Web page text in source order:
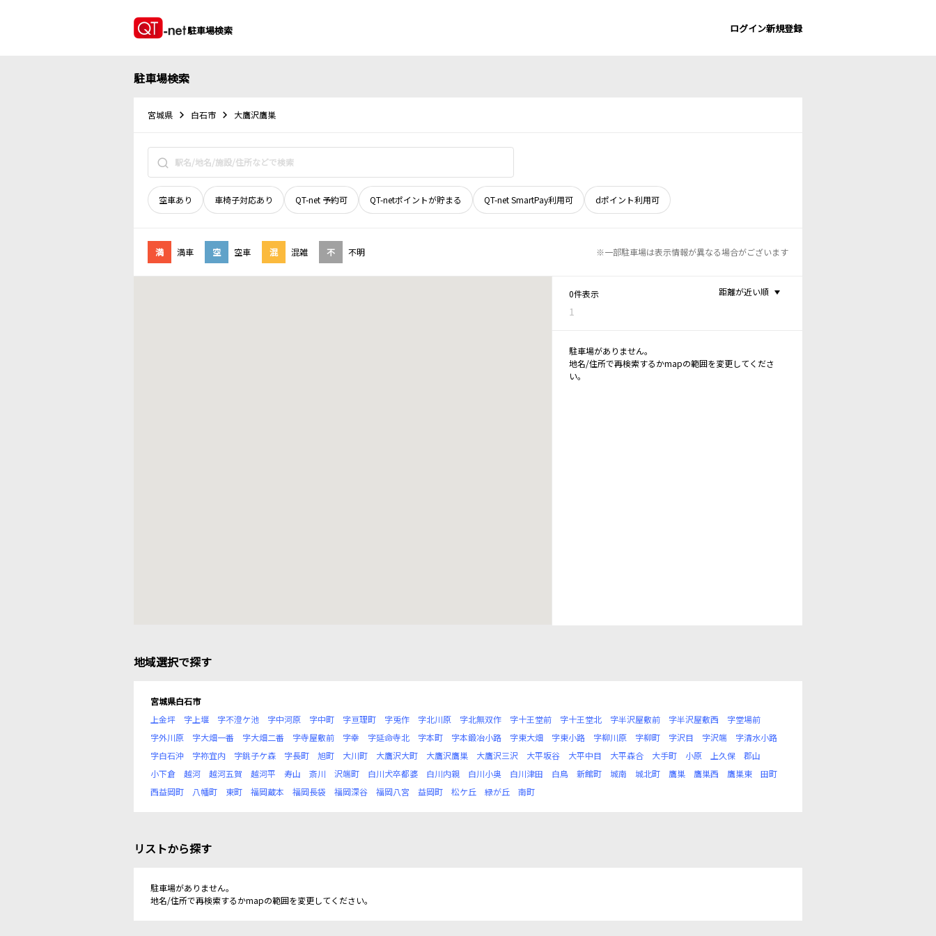
駐車場検索 ログイン新規登録
駐車場検索
宮城県 白石市 大鷹沢鷹巣
空車あり 車椅子対応あり QT-net 予約可 QT-netポイントが貯まる QT-net SmartPay利用可 dポイント利用可
満 満車 空 空車 混 混雑 不 不明 ※一部駐車場は表示情報が異なる場合がございます
0件表示
1
距離が近い順
駐車場がありません。
地名/住所で再検索するかmapの範囲を変更してくださ
い。
地域選択で探す
宮城県白石市
上金坪
字上堰 字不澄ケ池 字中河原 字中町 字亘理町 字兎作 字北川原 字北無双作 字十王堂前 字十王堂北 字半沢屋敷前 字半沢屋敷西
字堂場前
字外川原
字大畑一番 字大畑二番 字寺屋敷前 字幸 字延命寺北 字本町 字本鍛冶小路 字東大畑 字東小路 字柳川原 字柳町 字沢目 字沢端
字清水小路
字白石沖
字祢宜内 字銚子ケ森 字長町 旭町 大川町 大鷹沢大町 大鷹沢鷹巣 大鷹沢三沢 大平坂谷 大平中目 大平森合 大手町 小原 上久保
郡山
小下倉
越河 越河五賀 越河平 寿山 斎川 沢端町 白川犬卒都婆 白川内親 白川小奥 白川津田 白鳥 新館町 城南 城北町 鷹巣 鷹巣西 鷹巣東
田町
西益岡町
八幡町 東町 福岡蔵本 福岡長袋 福岡深谷 福岡八宮 益岡町 松ケ丘 緑が丘 南町
リストから探す
駐車場がありません。
地名/住所で再検索するかmapの範囲を変更してください。